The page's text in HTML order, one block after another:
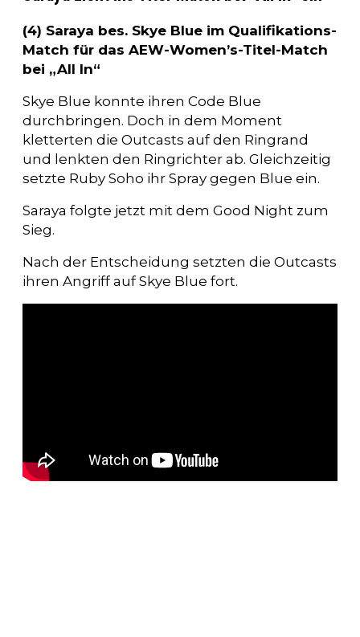
(4) Saraya bes. Skye Blue im Qualifikations-
Match für das AEW-Women’s-Titel-Match
bei „All In“
Skye Blue konnte ihren Code Blue
durchbringen. Doch in dem Moment
kletterten die Outcasts auf den Ringrand
und lenkten den Ringrichter ab. Gleichzeitig
setzte Ruby Soho ihr Spray gegen Blue ein.
Saraya folgte jetzt mit dem Good Night zum
Sieg.
Nach der Entscheidung setzten die Outcasts
ihren Angriff auf Skye Blue fort.